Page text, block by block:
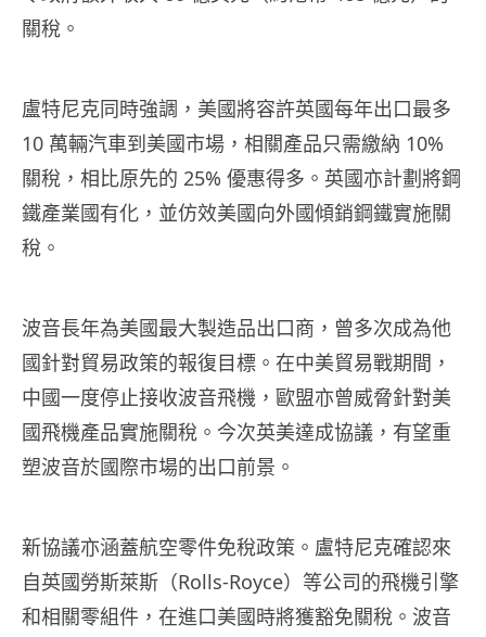
關稅。
盧特尼克同時強調，美國將容許英國每年出口最多
10 萬輛汽車到美國市場，相關產品只需繳納 10%
關稅，相比原先的 25% 優惠得多。英國亦計劃將鋼
鐵產業國有化，並仿效美國向外國傾銷鋼鐵實施關
稅。
波音長年為美國最大製造品出口商，曾多次成為他
國針對貿易政策的報復目標。在中美貿易戰期間，
中國一度停止接收波音飛機，歐盟亦曾威脅針對美
國飛機產品實施關稅。今次英美達成協議，有望重
塑波音於國際市場的出口前景。
新協議亦涵蓋航空零件免稅政策。盧特尼克確認來
自英國勞斯萊斯（Rolls-Royce）等公司的飛機引擎
和相關零組件，在進口美國時將獲豁免關稅。波音